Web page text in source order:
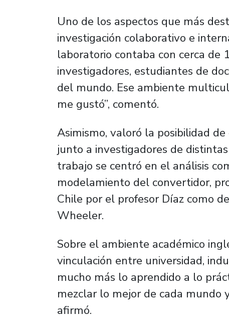
Uno de los aspectos que más
investigación colaborativo e
laboratorio contaba con cerca de
investigadores, estudiantes de
del mundo. Ese ambiente
me gustó”, comentó.
Asimismo, valoró la posibilidad
junto a investigadores de
trabajo se centró en el análisis
modelamiento del convertidor,
Chile por el profesor Díaz como
Wheeler.
Sobre el ambiente académico
vinculación entre universidad,
mucho más lo aprendido a lo
mezclar lo mejor de cada mundo
afirmó.